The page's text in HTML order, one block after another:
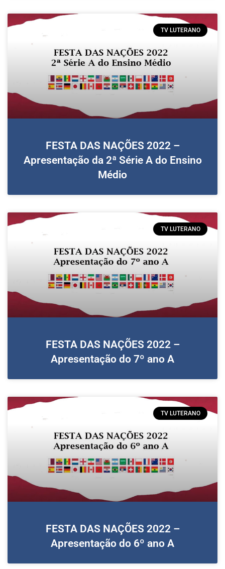
TV LUTERANO
FESTA DAS NAÇÕES 2022 –
Apresentação da 2ª Série A do Ensino
Médio
TV LUTERANO
FESTA DAS NAÇÕES 2022 –
Apresentação do 7º ano A
TV LUTERANO
FESTA DAS NAÇÕES 2022 –
Apresentação do 6º ano A